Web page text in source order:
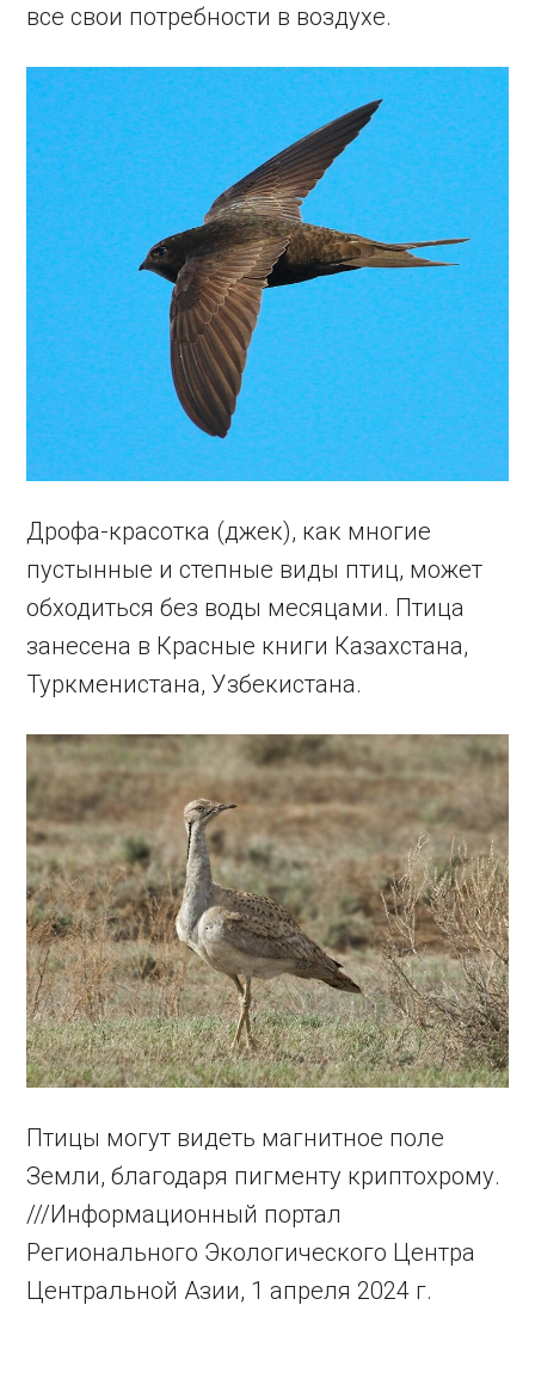
все свои потребности в воздухе.
Дрофа-красотка (джек), как многие
пустынные и степные виды птиц, может
обходиться без воды месяцами. Птица
занесена в Красные книги Казахстана,
Туркменистана, Узбекистана.
Птицы могут видеть магнитное поле
Земли, благодаря пигменту криптохрому.
///Информационный портал
Регионального Экологического Центра
Центральной Азии, 1 апреля 2024 г.